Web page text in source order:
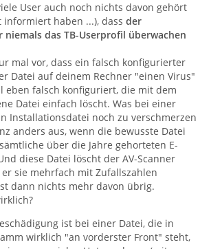
User auch noch nichts davon gehört
haben ...), dass der
das TB-Userprofil überwachen
mal vor, dass ein falsch konfigurierter
Datei auf deinem Rechner "einen Virus"
eben falsch konfiguriert, die mit dem
Datei einfach löscht. Was bei einer
Installationsdatei noch zu verschmerzen
anders aus, wenn die bewusste Datei
über die Jahre gehorteten E-
diese Datei löscht der AV-Scanner
sie mehrfach mit Zufallszahlen
dann nichts mehr davon übrig.
ist bei einer Datei, die in
wirklich "an vorderster Front" steht,